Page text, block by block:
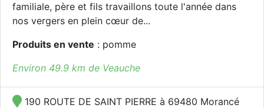
familiale, père et fils travaillons toute l'année dans
nos vergers en plein cœur de...
Produits en vente : pomme
Environ 49.9 km de Veauche
190 ROUTE DE SAINT PIERRE à 69480 Morancé